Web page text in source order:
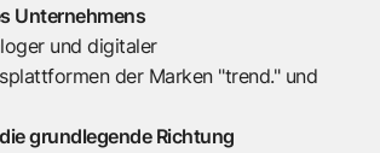
Unternehmens
und digitaler
der Marken "trend." und
grundlegende Richtung